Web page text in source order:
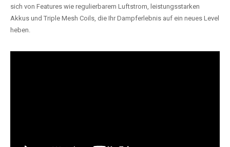
sich von Features wie regulierbarem Luftstrom, leistungsstarken
Akkus und Triple Mesh Coils, die Ihr Dampferlebnis auf ein neues Level
heben.